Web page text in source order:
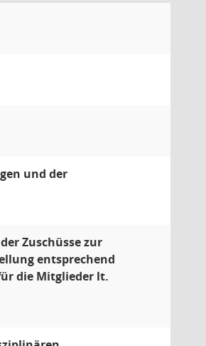
und der
Zuschüsse zur
entsprechend
die Mitglieder lt.